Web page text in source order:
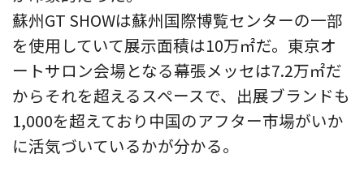
蘇州GT SHOWは蘇州国際博覧センターの一部
を使用していて展示面積は10万㎡だ。東京オ
ートサロン会場となる幕張メッセは7.2万㎡だ
からそれを超えるスペースで、出展ブランドも
1,000を超えており中国のアフター市場がいか
に活気づいているかが分かる。